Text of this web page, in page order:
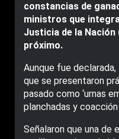
constancias de
ministros que
Justicia de la
próximo.
Aunque fue
que se presentaron
pasado como ‘urnas
planchadas y
Señalaron que una de